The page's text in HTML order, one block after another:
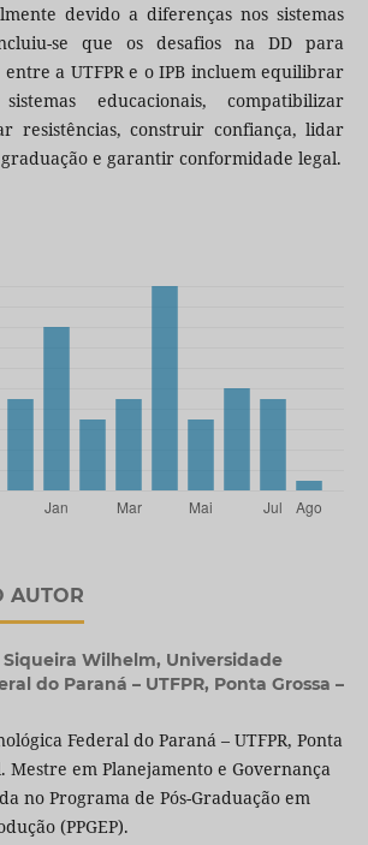
devido a diferenças nos sistemas
se que os desafios na DD para
a UTFPR e o IPB incluem equilibrar
educacionais, compatibilizar
resistências, construir confiança, lidar
e garantir conformidade legal.
AUTOR
Wilhelm, Universidade
do Paraná – UTFPR, Ponta Grossa –
Federal do Paraná – UTFPR, Ponta
Mestre em Planejamento e Governança
no Programa de Pós-Graduação em
(PPGEP).